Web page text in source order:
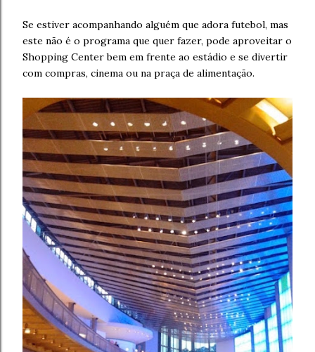
Se estiver acompanhando alguém que adora futebol, mas
este não é o programa que quer fazer, pode aproveitar o
Shopping Center bem em frente ao estádio e se divertir
com compras, cinema ou na praça de alimentação.